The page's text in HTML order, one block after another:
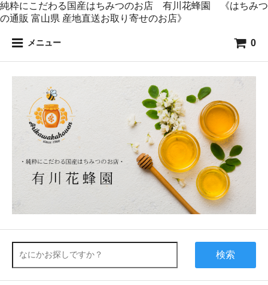
純粋にこだわる国産はちみつのお店 有川花蜂園 《はちみつ
の通販 富山県 産地直送お取り寄せのお店》
メニュー 0
検索